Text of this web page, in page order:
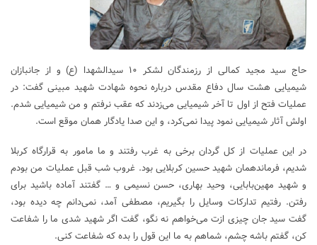
حاج سید مجید کمالی از رزمندگان لشکر ۱۰ سیدالشهدا (ع) و از جانبازان
شیمیایی هشت سال دفاع مقدس درباره نحوه شهادت شهید مبینی گفت: در
عملیات فتح از اول تا آخر شیمیایی می‌زدند که عقب نرفتم و من شیمیایی شدم.
اولش آثار شیمیایی نمود پیدا نمی‌کرد، و این صدا یادگار همان موقع است.
در این عملیات از کل گردان برخی به غرب رفتند و ما مامور به قرارگاه کربلا
شدیم، فرماندهمان شهید حسین کربلایی بود. غروب شب قبل عملیات من بودم
و شهید مهین‌بابایی، وحید بهاری، حسن نسیمی و … گفتند آماده باشید برای
رفتن. رفتیم تدارکات وسایل را بگیریم، مصطفی آمد، نمی‌دانم چه دیده بود،
گفت سید جان چیزی ازت می‌خواهم نه نگو، گفت اگر شهید شدی ما را شفاعت
کن، گفتم باشه چشم، شماهم به ما این قول را بده که شفاعت کنی.